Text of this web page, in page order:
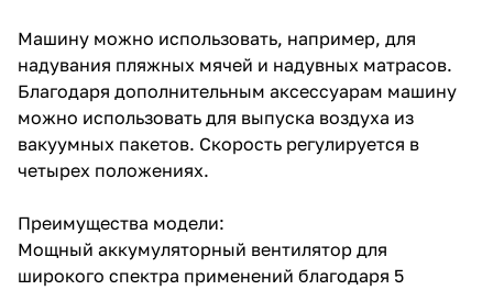
Машину можно использовать, например, для
надувания пляжных мячей и надувных матрасов.
Благодаря дополнительным аксессуарам машину
можно использовать для выпуска воздуха из
вакуумных пакетов. Скорость регулируется в
четырех положениях.
Преимущества модели:
Мощный аккумуляторный вентилятор для
широкого спектра применений благодаря 5